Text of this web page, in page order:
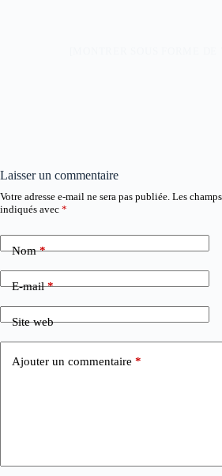
Laisser un commentaire
Votre adresse e-mail ne sera pas publiée. Les
indiqués avec *
Nom*
E-mail*
Site web
Ajouter un commentaire *